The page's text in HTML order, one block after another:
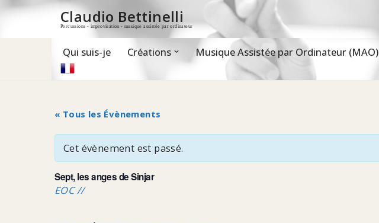
Claudio Bettinelli
Percussions - improvisation - musique assistée par ordinateur
Qui suis-je Créations Musique Assistée par Ordinateur (MAO)
« Tous les Évènements
Cet évènement est passé.
Sept, les anges de Sinjar
EOC //